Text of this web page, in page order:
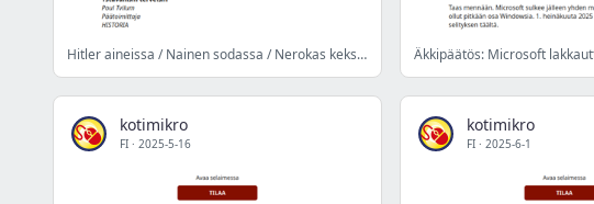
Hitler aineissa / Nainen sodassa / Nerokas keksintö
kotimikro
FI · 2025-5-16
kotimikro
FI · 2025-6-1